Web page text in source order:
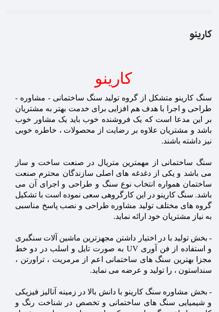
کارینو
کارینو
سنگ کارینو متشکل از گروه تولید سنگ ساختمانی - مشاوره -
طراحی و اجرا با هدف هم افزایی برای خدمت بهتر به مشتریان
بر این مدعا است که یک فروشنده خوب باید یک مشاور خوب
باشد و مشتریان علاوه بر رضایت از محصولات ، خاطره خوبی
نیز داشته باشند.
سنگ ساختمانی از مهمترین متریال در صنعت ساخت و ساز
می باشد و یکی از دغدغه های اصلی سازندگان محترم صنعت
ساختمان همواره انتخاب نوع سنگ و طراحی و اجرای آن می
باشد. سنگ کارینو در این کارگروهی سعی نموده است با تشکیل
گروه های مختلف تولید مشاوره طراحی و نصب پاسخ مناسبی
به نیاز مشتریان خود ارائه نماید.
- بخش تولید با در اختیار داشتن مجهزترین ماشین آلات سنگبری
و استفاده از فن آوری UV به صورت تایل و اسلب در دو خط
مجزا بهترین سنگ های ساختمانی اعم از مرمریت ، تراورتن ،
سنداستون ، را تولید و عرضه می نماید.
- بخش مشاوره سنگ کارینو با دانش بالا در زمینه آنالیز فیزیکی
و شیمیایی سنگ های ساختمانی و تخصص در شناخت رنگ و